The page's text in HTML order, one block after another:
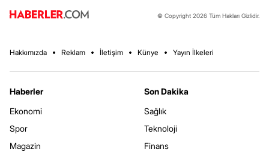
© Copyright 2026 Tüm Hakları Gizlidir.
Hakkımızda Reklam İletişim Künye Yayın İlkeleri
Haberler
Ekonomi
Spor
Magazin
Son Dakika
Sağlık
Teknoloji
Finans